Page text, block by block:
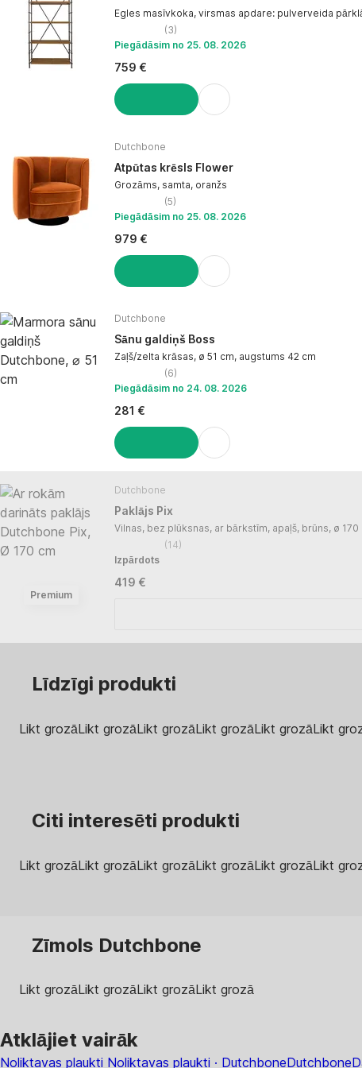
Egles masīvkoka, virsmas apdare: pulverveida
(3)
Piegādāsim no 25. 08. 2026
759 €
Dutchbone
Atpūtas krēsls Flower
Grozāms, samta, oranžs
(5)
Piegādāsim no 25. 08. 2026
979 €
Dutchbone
Sānu galdiņš Boss
Zaļš/zelta krāsas, ø 51 cm, augstums 42 cm
(6)
Piegādāsim no 24. 08. 2026
281 €
Premium
Dutchbone
Paklājs Pix
Vilnas, bez plūksnas, ar bārkstīm, apaļš, brūns, ø 170
(14)
Izpārdots
419 €
Līdzīgi produkti
Likt grozāLikt grozāLikt grozāLikt grozāLikt grozāLikt
Citi interesēti produkti
Likt grozāLikt grozāLikt grozāLikt grozāLikt grozāLikt
Zīmols Dutchbone
Likt grozāLikt grozāLikt grozāLikt grozā
Atklājiet vairāk
Noliktavas plaukti Noliktavas plaukti · DutchboneDutchbone